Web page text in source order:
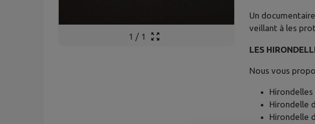
1 / 1
Un
veillant à les
LES
Nous vous
Hirondelle
Hirondelle